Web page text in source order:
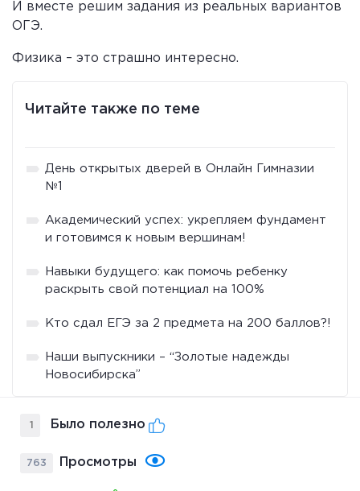
И вместе решим задания из реальных вариантов
ОГЭ.
Физика – это страшно интересно.
Читайте также по теме
День открытых дверей в Онлайн Гимназии
№1
Академический успех: укрепляем фундамент
и готовимся к новым вершинам!
Навыки будущего: как помочь ребенку
раскрыть свой потенциал на 100%
Кто сдал ЕГЭ за 2 предмета на 200 баллов?!
Наши выпускники – “Золотые надежды
Новосибирска”
1 Было полезно
763 Просмотры